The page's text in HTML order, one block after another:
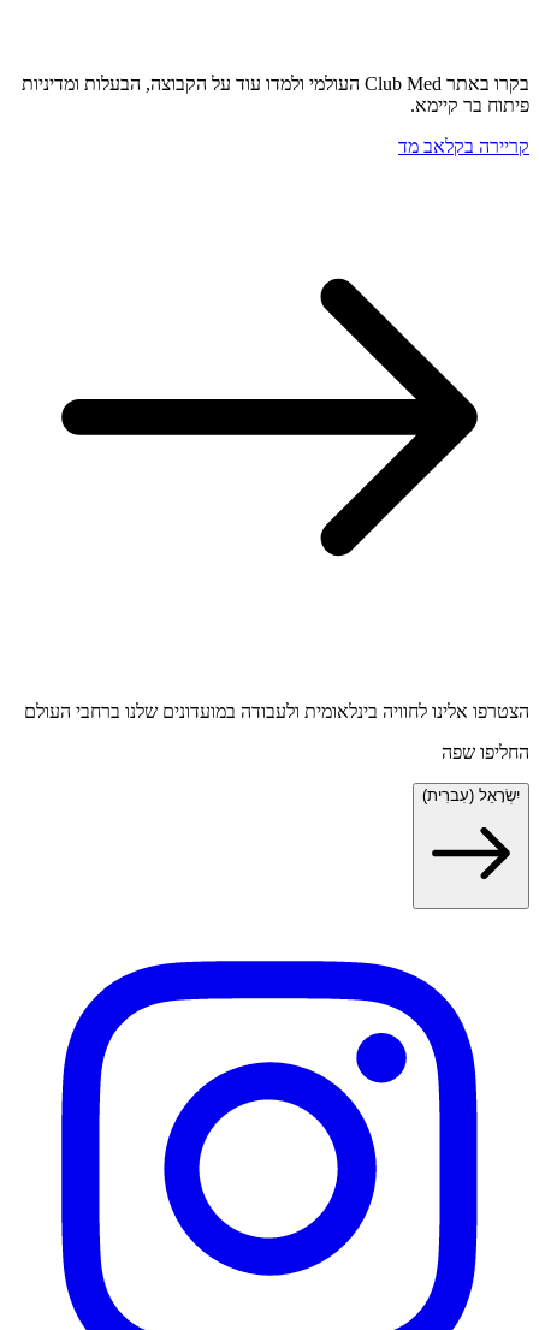
בקרו באתר Club Med העולמי ולמדו עוד על הקבוצה, הבעלות ומדיניות
פיתוח בר קיימא.
קריירה בקלאב מד
הצטרפו אלינו לחוויה בינלאומית ולעבודה במועדונים שלנו ברחבי העולם
החליפו שפה
יִשְׂרָאֵל (עִברִית)